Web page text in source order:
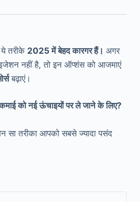
तरीके 2025 में बेहद कारगर हैं। अगर
नहीं है, तो इन ऑप्शंस को आजमाएं
बढ़ाएं।
को नई ऊंचाइयों पर ले जाने के लिए?
सा तरीका आपको सबसे ज्यादा पसंद